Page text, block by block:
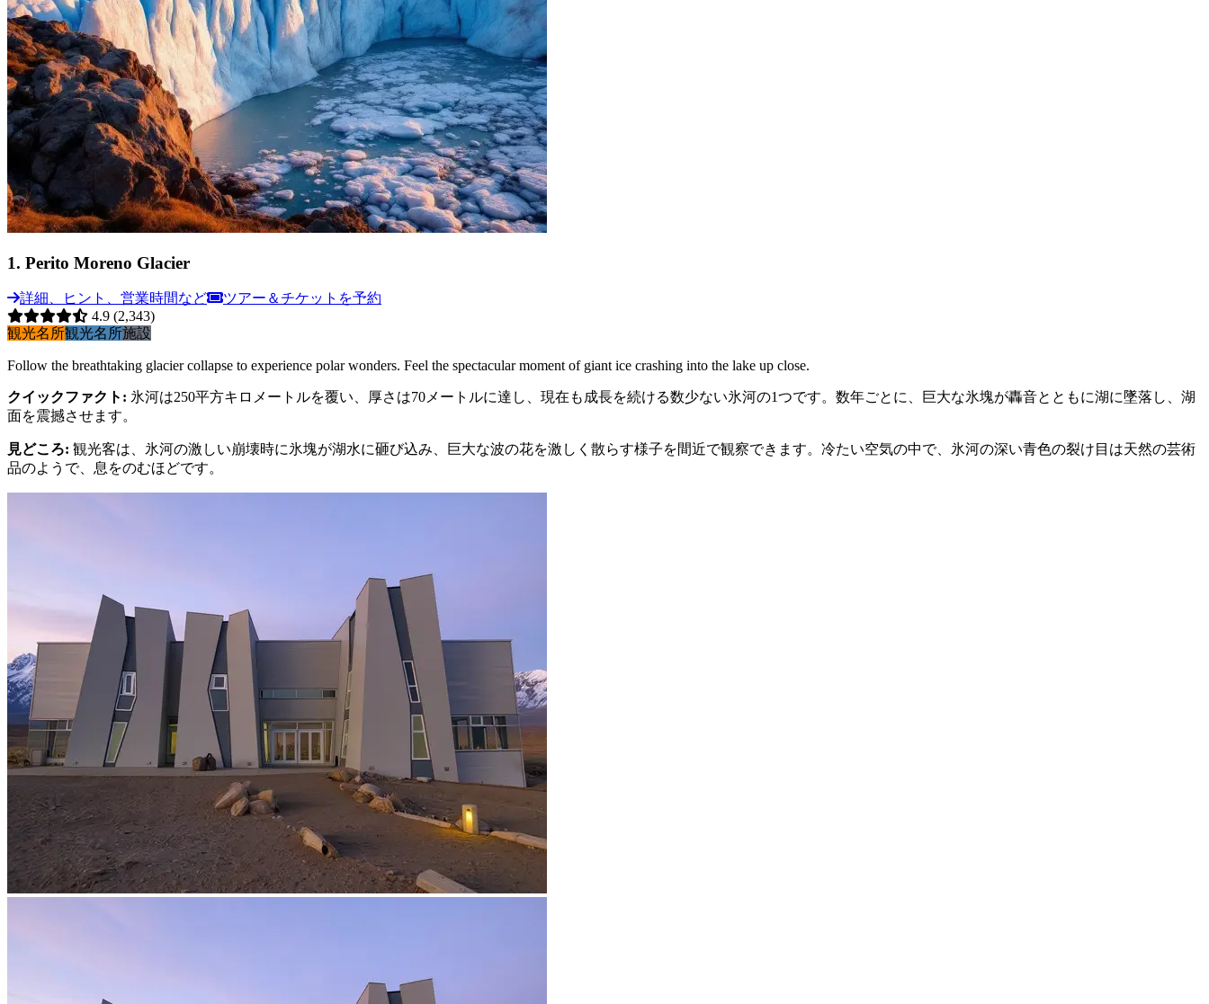
1. Perito Moreno Glacier
詳細、ヒント、営業時間など
ツアー＆チケットを予約
4.9 (2,343)
観光名所観光名所施設
Follow the breathtaking glacier collapse to experience polar wonders. Feel the spectacular moment of giant ice crashing into the lake up close.
クイックファクト : 氷河は250平方キロメートルを覆い、厚さは70メートルに達し、現在も成長を続ける数少ない氷河の1つです。数年ごとに、巨大な氷塊が轟音とともに湖に墜落し、湖
面を震撼させます。
見どころ: 観光客は、氷河の激しい崩壊時に氷塊が湖水に砸び込み、巨大な波の花を激しく散らす様子を間近で観察できます。冷たい空気の中で、氷河の深い青色の裂け目は天然の芸術
品のようで、息をのむほどです。